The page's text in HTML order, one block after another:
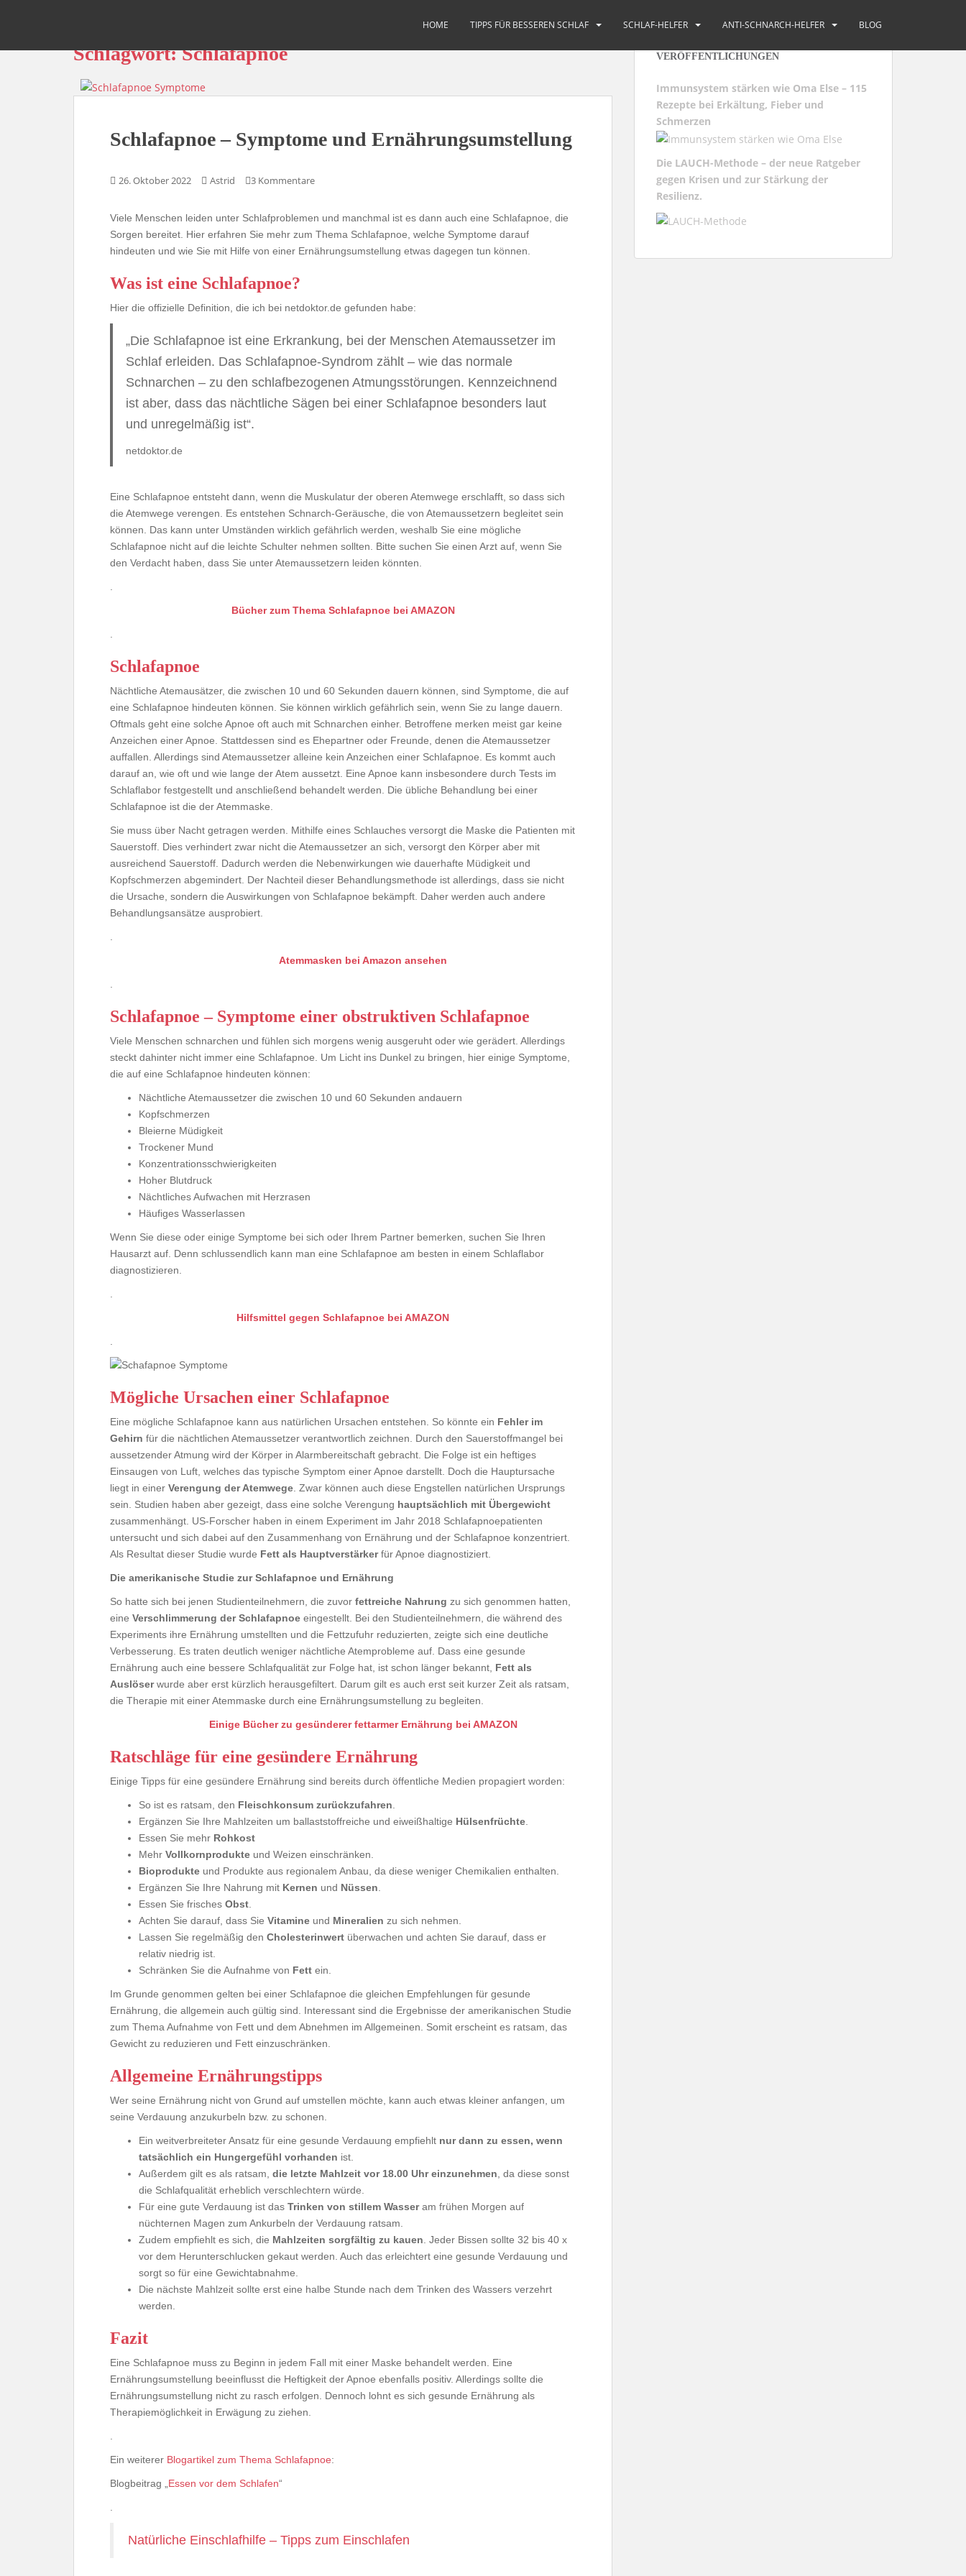
HOME TIPPS FÜR BESSEREN SCHLAF SCHLAF-HELFER ANTI-SCHNARCH-HELFER BLOG
Schlagwort:Schlafapnoe
Schlafapnoe – Symptome und Ernährungsumstellung
26. Oktober 2022 Astrid 3 Kommentare
Viele Menschen leiden unter Schlafproblemen und manchmal ist es dann auch eine Schlafapnoe, die
Sorgen bereitet. Hier erfahren Sie mehr zum Thema Schlafapnoe, welche Symptome darauf
hindeuten und wie Sie mit Hilfe von einer Ernährungsumstellung etwas dagegen tun können.
Was ist eine Schlafapnoe?
Hier die offizielle Definition, die ich bei netdoktor.de gefunden habe:
„Die Schlafapnoe ist eine Erkrankung, bei der Menschen Atemaussetzer im
Schlaf erleiden. Das Schlafapnoe-Syndrom zählt – wie das normale
Schnarchen – zu den schlafbezogenen Atmungsstörungen. Kennzeichnend
ist aber, dass das nächtliche Sägen bei einer Schlafapnoe besonders laut
und unregelmäßig ist“.
netdoktor.de
Eine Schlafapnoe entsteht dann, wenn die Muskulatur der oberen Atemwege erschlafft, so dass sich
die Atemwege verengen. Es entstehen Schnarch-Geräusche, die von Atemaussetzern begleitet sein
können. Das kann unter Umständen wirklich gefährlich werden, weshalb Sie eine mögliche
Schlafapnoe nicht auf die leichte Schulter nehmen sollten. Bitte suchen Sie einen Arzt auf, wenn Sie
den Verdacht haben, dass Sie unter Atemaussetzern leiden könnten.
Bücher zum Thema Schlafapnoe bei AMAZON
Schlafapnoe
Nächtliche Atemausätzer, die zwischen 10 und 60 Sekunden dauern können, sind Symptome, die auf
eine Schlafapnoe hindeuten können. Sie können wirklich gefährlich sein, wenn Sie zu lange dauern.
Oftmals geht eine solche Apnoe oft auch mit Schnarchen einher. Betroffene merken meist gar keine
Anzeichen einer Apnoe. Stattdessen sind es Ehepartner oder Freunde, denen die Atemaussetzer
auffallen. Allerdings sind Atemaussetzer alleine kein Anzeichen einer Schlafapnoe. Es kommt auch
darauf an, wie oft und wie lange der Atem aussetzt. Eine Apnoe kann insbesondere durch Tests im
Schlaflabor festgestellt und anschließend behandelt werden. Die übliche Behandlung bei einer
Schlafapnoe ist die der Atemmaske.
Sie muss über Nacht getragen werden. Mithilfe eines Schlauches versorgt die Maske die Patienten mit
Sauerstoff. Dies verhindert zwar nicht die Atemaussetzer an sich, versorgt den Körper aber mit
ausreichend Sauerstoff. Dadurch werden die Nebenwirkungen wie dauerhafte Müdigkeit und
Kopfschmerzen abgemindert. Der Nachteil dieser Behandlungsmethode ist allerdings, dass sie nicht
die Ursache, sondern die Auswirkungen von Schlafapnoe bekämpft. Daher werden auch andere
Behandlungsansätze ausprobiert.
Atemmasken bei Amazon ansehen
Schlafapnoe – Symptome einer obstruktiven Schlafapnoe
Viele Menschen schnarchen und fühlen sich morgens wenig ausgeruht oder wie gerädert. Allerdings
steckt dahinter nicht immer eine Schlafapnoe. Um Licht ins Dunkel zu bringen, hier einige Symptome,
die auf eine Schlafapnoe hindeuten können:
Nächtliche Atemaussetzer die zwischen 10 und 60 Sekunden andauern
Kopfschmerzen
Bleierne Müdigkeit
Trockener Mund
Konzentrationsschwierigkeiten
Hoher Blutdruck
Nächtliches Aufwachen mit Herzrasen
Häufiges Wasserlassen
Wenn Sie diese oder einige Symptome bei sich oder Ihrem Partner bemerken, suchen Sie Ihren
Hausarzt auf. Denn schlussendlich kann man eine Schlafapnoe am besten in einem Schlaflabor
diagnostizieren.
Hilfsmittel gegen Schlafapnoe bei AMAZON
Mögliche Ursachen einer Schlafapnoe
Eine mögliche Schlafapnoe kann aus natürlichen Ursachen entstehen. So könnte ein Fehler im
Gehirn für die nächtlichen Atemaussetzer verantwortlich zeichnen. Durch den Sauerstoffmangel bei
aussetzender Atmung wird der Körper in Alarmbereitschaft gebracht. Die Folge ist ein heftiges
Einsaugen von Luft, welches das typische Symptom einer Apnoe darstellt. Doch die Hauptursache
liegt in einer Verengung der Atemwege . Zwar können auch diese Engstellen natürlichen Ursprungs
sein. Studien haben aber gezeigt, dass eine solche Verengung hauptsächlich mit Übergewicht
zusammenhängt. US-Forscher haben in einem Experiment im Jahr 2018 Schlafapnoepatienten
untersucht und sich dabei auf den Zusammenhang von Ernährung und der Schlafapnoe konzentriert.
Als Resultat dieser Studie wurde Fett als Hauptverstärkerfür Apnoe diagnostiziert.
Die amerikanische Studie zur Schlafapnoe und Ernährung
So hatte sich bei jenen Studienteilnehmern, die zuvor fettreiche Nahrung zu sich genommen hatten,
eine Verschlimmerung der Schlafapnoe eingestellt. Bei den Studienteilnehmern, die während des
Experiments ihre Ernährung umstellten und die Fettzufuhr reduzierten, zeigte sich eine deutliche
Verbesserung. Es traten deutlich weniger nächtliche Atemprobleme auf. Dass eine gesunde
Ernährung auch eine bessere Schlafqualität zur Folge hat, ist schon länger bekannt, Fett als
Auslöserwurde aber erst kürzlich herausgefiltert. Darum gilt es auch erst seit kurzer Zeit als ratsam,
die Therapie mit einer Atemmaske durch eine Ernährungsumstellung zu begleiten.
Einige Bücher zu gesünderer fettarmer Ernährung bei AMAZON
Ratschläge für eine gesündere Ernährung
Einige Tipps für eine gesündere Ernährung sind bereits durch öffentliche Medien propagiert worden:
So ist es ratsam, den Fleischkonsum zurückzufahren
Ergänzen Sie Ihre Mahlzeiten um ballaststoffreiche und eiweißhaltige Hülsenfrüchte
Essen Sie mehr Rohkost
Mehr Vollkornprodukte und Weizen einschränken.
Bioprodukte und Produkte aus regionalem Anbau, da diese weniger Chemikalien enthalten.
Ergänzen Sie Ihre Nahrung mit Kernen und Nüssen
Essen Sie frisches Obst
Achten Sie darauf, dass Sie Vitamine und Mineralien zu sich nehmen.
Lassen Sie regelmäßig den Cholesterinwert überwachen und achten Sie darauf, dass er
relativ niedrig ist.
Schränken Sie die Aufnahme von Fett ein.
Im Grunde genommen gelten bei einer Schlafapnoe die gleichen Empfehlungen für gesunde
Ernährung, die allgemein auch gültig sind. Interessant sind die Ergebnisse der amerikanischen Studie
zum Thema Aufnahme von Fett und dem Abnehmen im Allgemeinen. Somit erscheint es ratsam, das
Gewicht zu reduzieren und Fett einzuschränken.
Allgemeine Ernährungstipps
Wer seine Ernährung nicht von Grund auf umstellen möchte, kann auch etwas kleiner anfangen, um
seine Verdauung anzukurbeln bzw. zu schonen.
Ein weitverbreiteter Ansatz für eine gesunde Verdauung empfiehlt nur dann zu essen, wenn
tatsächlich ein Hungergefühl vorhanden ist.
Außerdem gilt es als ratsam, die letzte Mahlzeit vor 18.00 Uhr einzunehmen , da diese sonst
die Schlafqualität erheblich verschlechtern würde.
Für eine gute Verdauung ist das Trinken von stillem Wasseram frühen Morgen auf
nüchternen Magen zum Ankurbeln der Verdauung ratsam.
Zudem empfiehlt es sich, die Mahlzeiten sorgfältig zu kauen . Jeder Bissen sollte 32 bis 40 x
vor dem Herunterschlucken gekaut werden. Auch das erleichtert eine gesunde Verdauung und
sorgt so für eine Gewichtabnahme.
Die nächste Mahlzeit sollte erst eine halbe Stunde nach dem Trinken des Wassers verzehrt
werden.
Fazit
Eine Schlafapnoe muss zu Beginn in jedem Fall mit einer Maske behandelt werden. Eine
Ernährungsumstellung beeinflusst die Heftigkeit der Apnoe ebenfalls positiv. Allerdings sollte die
Ernährungsumstellung nicht zu rasch erfolgen. Dennoch lohnt es sich gesunde Ernährung als
Therapiemöglichkeit in Erwägung zu ziehen.
Ein weiterer Blogartikel zum Thema Schlafapnoe:
Blogbeitrag „ Essen vor dem Schlafen“
Natürliche Einschlafhilfe – Tipps zum Einschlafen
VERÖFFENTLICHUNGEN
Immunsystem stärken wie Oma Else – 115
Rezepte bei Erkältung, Fieber und
Schmerzen
Die LAUCH-Methode – der neue Ratgeber
gegen Krisen und zur Stärkung der
Resilienz.